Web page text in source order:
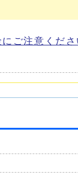
ご注意くださ